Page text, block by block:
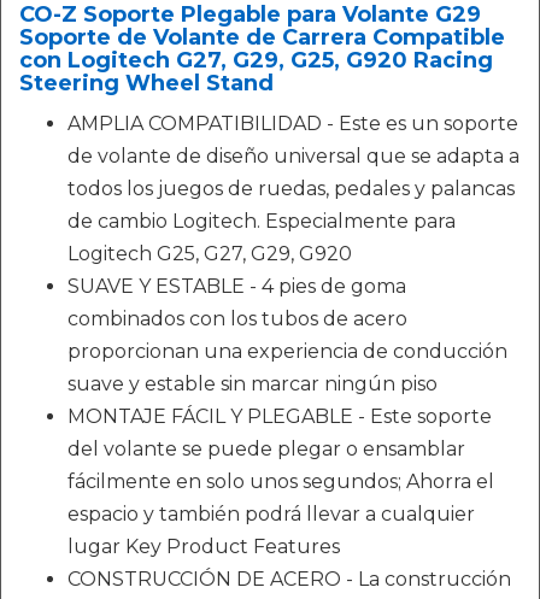
CO-Z Soporte Plegable para Volante G29
Soporte de Volante de Carrera Compatible
con Logitech G27, G29, G25, G920 Racing
Steering Wheel Stand
AMPLIA COMPATIBILIDAD - Este es un soporte
de volante de diseño universal que se adapta a
todos los juegos de ruedas, pedales y palancas
de cambio Logitech. Especialmente para
Logitech G25, G27, G29, G920
SUAVE Y ESTABLE - 4 pies de goma
combinados con los tubos de acero
proporcionan una experiencia de conducción
suave y estable sin marcar ningún piso
MONTAJE FÁCIL Y PLEGABLE - Este soporte
del volante se puede plegar o ensamblar
fácilmente en solo unos segundos; Ahorra el
espacio y también podrá llevar a cualquier
lugar Key Product Features
CONSTRUCCIÓN DE ACERO - La construcción